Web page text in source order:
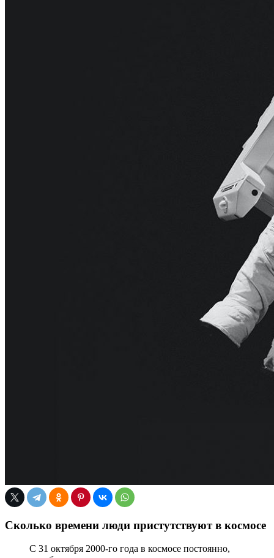
Сколько времени люди пристутствуют в космосе
С 31 октября 2000-го года в космосе постоянно,